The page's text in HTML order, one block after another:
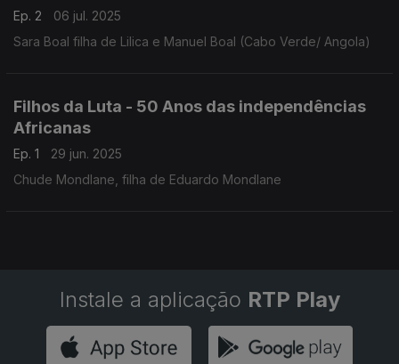
Ep. 2
06 jul. 2025
Sara Boal filha de Lilica e Manuel Boal (Cabo Verde/ Angola)
Filhos da Luta - 50 Anos das independências
Africanas
Ep. 1
29 jun. 2025
Chude Mondlane, filha de Eduardo Mondlane
Instale a aplicação RTP Play